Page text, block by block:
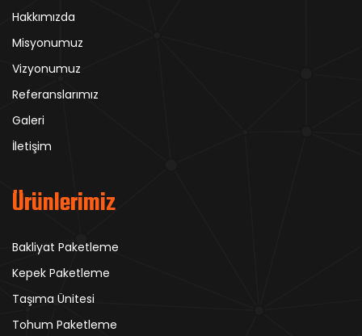
Hakkımızda
Misyonumuz
Vizyonumuz
Referanslarımız
Galeri
İletişim
Ürünlerimiz
Bakliyat Paketleme
Kepek Paketleme
Taşıma Ünitesi
Tohum Paketleme